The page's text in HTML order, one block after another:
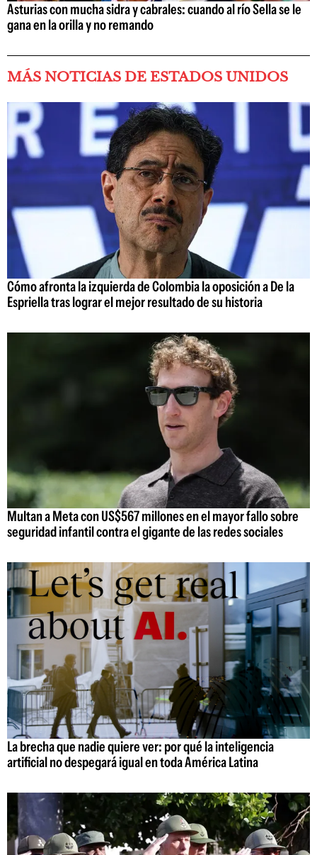
Asturias con mucha sidra y cabrales: cuando al río Sella se le
gana en la orilla y no remando
MÁS NOTICIAS DE ESTADOS UNIDOS
Cómo afronta la izquierda de Colombia la oposición a De la
Espriella tras lograr el mejor resultado de su historia
Multan a Meta con US$567 millones en el mayor fallo sobre
seguridad infantil contra el gigante de las redes sociales
La brecha que nadie quiere ver: por qué la inteligencia
artificial no despegará igual en toda América Latina